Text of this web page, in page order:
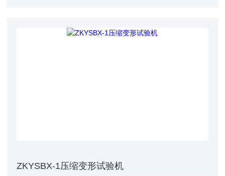
ZKYSBX-1压缩变形试验机